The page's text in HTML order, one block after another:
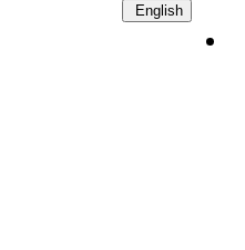
English